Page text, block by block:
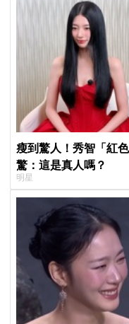
瘦到驚人！秀智「紅
驚：這是真人嗎？
明星